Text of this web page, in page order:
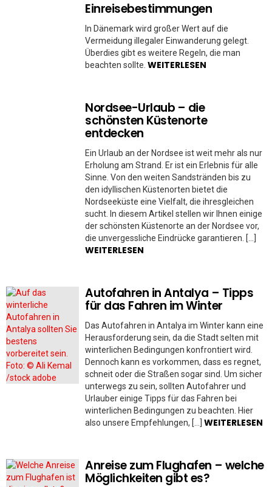
Einreisebestimmungen
In Dänemark wird großer Wert auf die
Vermeidung illegaler Einwanderung gelegt.
Überdies gibt es weitere Regeln, die man
beachten sollte. WEITERLESEN
Nordsee-Urlaub – die
schönsten Küstenorte
entdecken
Ein Urlaub an der Nordsee ist weit mehr als nur
Erholung am Strand. Er ist ein Erlebnis für alle
Sinne. Von den weiten Sandstränden bis zu
den idyllischen Küstenorten bietet die
Nordseeküste eine Vielfalt, die ihresgleichen
sucht. In diesem Artikel stellen wir Ihnen einige
der schönsten Küstenorte an der Nordsee vor,
die unvergessliche Eindrücke garantieren. […]
WEITERLESEN
Autofahren in Antalya – Tipps
für das Fahren im Winter
Das Autofahren in Antalya im Winter kann eine
Herausforderung sein, da die Stadt selten mit
winterlichen Bedingungen konfrontiert wird.
Dennoch kann es vorkommen, dass es regnet,
schneit oder die Straßen sogar sind. Um sicher
unterwegs zu sein, sollten Autofahrer und
Urlauber einige Tipps für das Fahren bei
winterlichen Bedingungen zu beachten. Hier
also unsere Empfehlungen, […] WEITERLESEN
Anreise zum Flughafen – welche
Möglichkeiten gibt es?